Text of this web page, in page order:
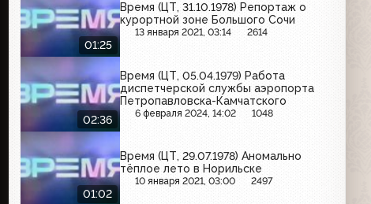
01:25
Время (ЦТ, 31.10.1978) Репортаж о
курортной зоне Большого Сочи
13 января 2021, 03:14 2614
02:36
Время (ЦТ, 05.04.1979) Работа
диспетчерской службы аэропорта
Петропавловска-Камчатского
6 февраля 2024, 14:02 1048
01:02
Время (ЦТ, 29.07.1978) Аномально
тёплое лето в Норильске
10 января 2021, 03:00 2497